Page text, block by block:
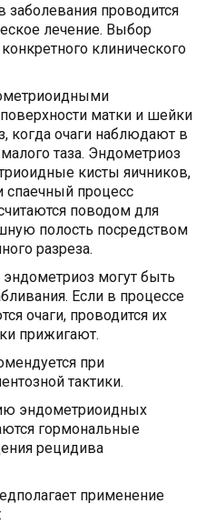
заболевания проводится
лечение. Выбор
клинического
матки и шейки
когда очаги наблюдают в
таза. Эндометриоз
кисты яичников,
спаечный процесс
поводом для
полость посредством
разреза.
могут быть
Если в процессе
очаги, проводится их
прижигают.
при
тактики.
эндометриоидных
гормональные
рецидива
применение